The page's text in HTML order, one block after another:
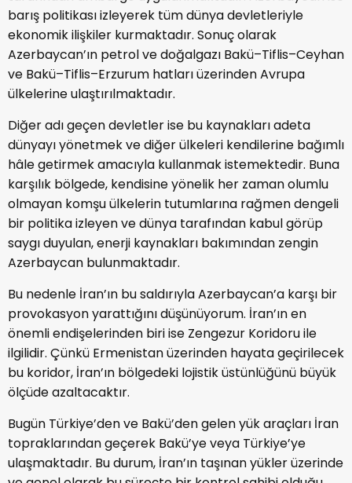
barış politikası izleyerek tüm dünya devletleriyle
ekonomik ilişkiler kurmaktadır. Sonuç olarak
Azerbaycan’ın petrol ve doğalgazı Bakü–Tiflis–Ceyhan
ve Bakü–Tiflis–Erzurum hatları üzerinden Avrupa
ülkelerine ulaştırılmaktadır.
Diğer adı geçen devletler ise bu kaynakları adeta
dünyayı yönetmek ve diğer ülkeleri kendilerine bağımlı
hâle getirmek amacıyla kullanmak istemektedir. Buna
karşılık bölgede, kendisine yönelik her zaman olumlu
olmayan komşu ülkelerin tutumlarına rağmen dengeli
bir politika izleyen ve dünya tarafından kabul görüp
saygı duyulan, enerji kaynakları bakımından zengin
Azerbaycan bulunmaktadır.
Bu nedenle İran’ın bu saldırıyla Azerbaycan’a karşı bir
provokasyon yarattığını düşünüyorum. İran’ın en
önemli endişelerinden biri ise Zengezur Koridoru ile
ilgilidir. Çünkü Ermenistan üzerinden hayata geçirilecek
bu koridor, İran’ın bölgedeki lojistik üstünlüğünü büyük
ölçüde azaltacaktır.
Bugün Türkiye’den ve Bakü’den gelen yük araçları İran
topraklarından geçerek Bakü’ye veya Türkiye’ye
ulaşmaktadır. Bu durum, İran’ın taşınan yükler üzerinde